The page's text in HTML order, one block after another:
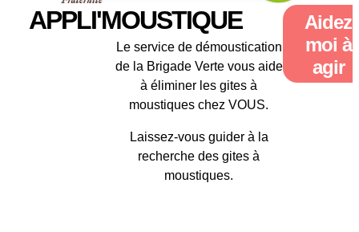
APPLI'MOUSTIQUE
Le service de démoustication
de la Brigade Verte vous aide
à éliminer les gites à
moustiques chez VOUS.
Laissez-vous guider à la
recherche des gites à
moustiques.
Aidez
moi à
agir